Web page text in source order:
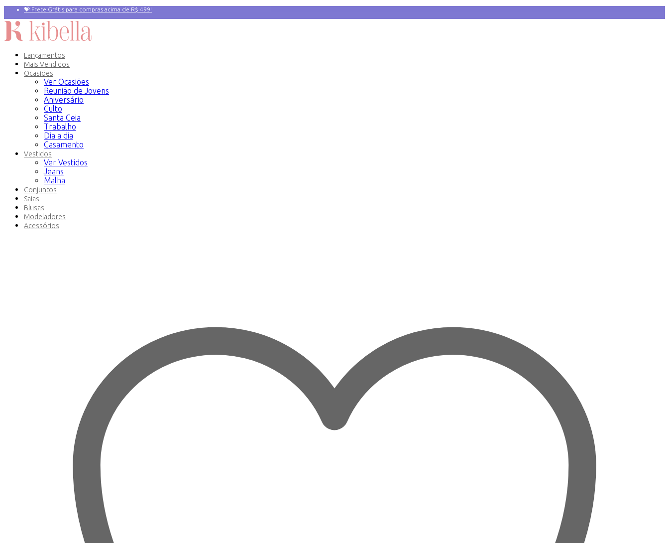
💝 Frete Grátis para compras acima de R$ 499!
Lançamentos
Mais Vendidos
Ocasiões
Ver Ocasiões
Reunião de Jovens
Aniversário
Culto
Santa Ceia
Trabalho
Dia a dia
Casamento
Vestidos
Ver Vestidos
Jeans
Malha
Conjuntos
Saias
Blusas
Modeladores
Acessórios